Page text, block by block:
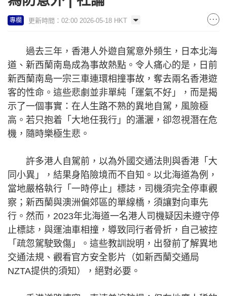
專欄 更新時間：02:00 2026-05-18 HKT
過去三年，香港人外遊自駕意外頻生，日本北海
道、新西蘭南島成為事故熱點。令人痛心的是，日前
新西蘭南島一宗三車連環相撞事故，奪去兩名香港遊
客的性命。這些悲劇並非單純「運氣不好」，而是揭
示了一個事實：在人生路不熟的異地自駕，風險極
高。若只抱着「大地任我行」的瀟灑，卻忽視潛在危
機，隨時樂極生悲。
許多港人自駕前，以為外國交通法則與香港「大
同小異」，結果身陷險境而不自知。以北海道為例，
當地嚴格執行「一時停止」標誌，司機須完全停車觀
察；新西蘭與澳洲偏郊區的單線橋，須讓對向車先
行。然而，2023年北海道一名港人司機疑因未遵守停
止標誌，與運油車相撞，導致同行者骨折，自己被控
「疏忽駕駛致傷」。這些教訓說明，出發前了解異地
交通法規、觀看官方安全影片（如新西蘭交通局
NZTA提供的須知），絕對必要。